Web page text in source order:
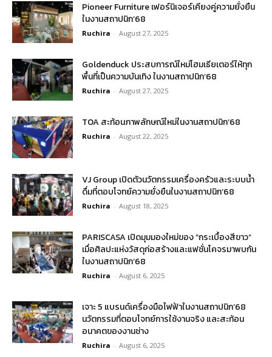
Pioneer Furniture เฟอร์นิเจอร์เคียงคู่ความยั่งยืน
ในงานสถาปนิก’68
Ruchira - August 27, 2025
Goldenduck ประสบการณ์ใหม่โฮมเธียเตอร์ให้ทุก
พื้นที่เป็นความบันเทิง ในงานสถาปนิก’68
Ruchira - August 27, 2025
TOA สะท้อนภาพลักษณ์ใหม่ในงานสถาปนิก’68
Ruchira - August 22, 2025
VJ Group เปิดตัวนวัตกรรมเครื่องครัวและระบบน้ำ
ดื่มที่ตอบโจทย์ความยั่งยืนในงานสถาปนิก’68
Ruchira - August 18, 2025
PARISCASA เปิดมุมมองใหม่ของ “กระเบื้องสีขาว”
เมื่อศิลปะแห่งวัสดุก่อสร้างและแฟชั่นโคจรมาพบกัน
ในงานสถาปนิก’68
Ruchira - August 6, 2025
เจาะ 5 แบรนด์เครื่องมือไฟฟ้าในงานสถาปนิก’68
นวัตกรรมที่ตอบโจทย์การใช้งานจริง และสะท้อน
อนาคตของงานช่าง
Ruchira - August 6, 2025